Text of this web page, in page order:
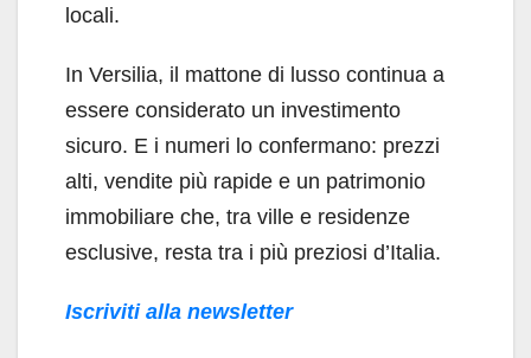
locali.
In Versilia, il mattone di lusso continua a
essere considerato un investimento
sicuro. E i numeri lo confermano: prezzi
alti, vendite più rapide e un patrimonio
immobiliare che, tra ville e residenze
esclusive, resta tra i più preziosi d’Italia.
Iscriviti alla newsletter